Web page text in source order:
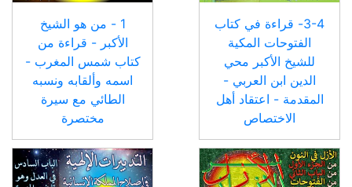
3-4- قراءة في كتاب
الفتوحات المكية
للشيخ الأكبر محي
الدين ابن العربي -
المقدمة - اعتقاد أهل
الاختصاص
1 - من هو الشيخ
الأكبر - قراءة من
كتاب شمس المغرب -
اسمه وألقابه ونسبه
الطائي مع سيرة
مختصرة